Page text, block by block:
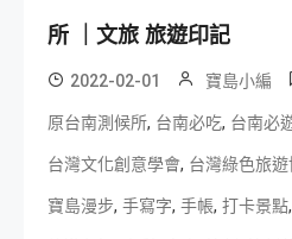
所 ｜文旅 旅遊印記
2022-02-01 寶島小編
原台南測候所, 台南必吃, 台南必
台灣文化創意學會, 台灣綠色旅
寶島漫步, 手寫字, 手帳, 打卡景點,